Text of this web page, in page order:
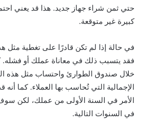
حتي ثمن شراء جهاز جديد. هذا قد يعني
كبيرة غير متوقعة.
في حالة إذا لم تكن قادرًا على تغطية مثل
فقد يتسبب ذلك في معاناة عملك أو فشله.
خلال صندوق الطوارئ واحتساب مثل هذه
الإجمالية التي تُحاسب بها العملاء. كما
الأمر في السنة الأولى من عملك، لكن
في السنوات التالية.